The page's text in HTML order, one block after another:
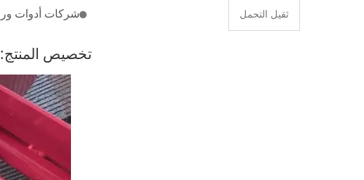
شركات أدوات
تخصيص المنتج:
ثقيل التحمل